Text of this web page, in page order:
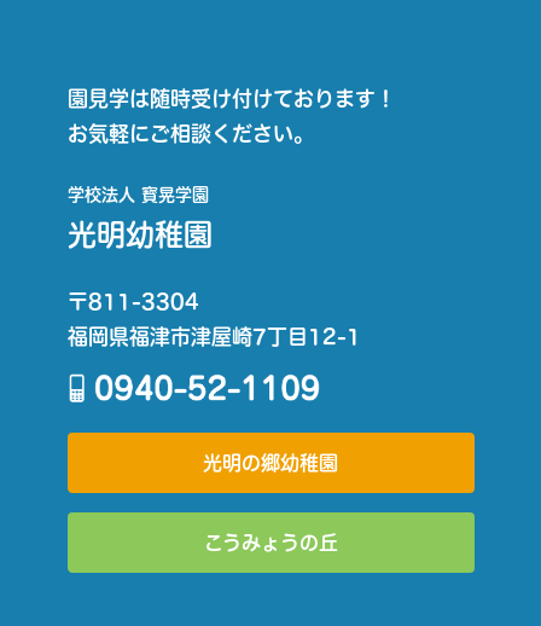
園見学は随時受け付けております！
お気軽にご相談ください。
学校法人 寳晃学園
光明幼稚園
〒811-3304
福岡県福津市津屋崎7丁目12-1
光明の郷幼稚園
こうみょうの丘